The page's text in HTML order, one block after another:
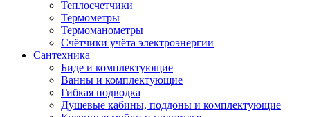
Теплосчетчики
Термометры
Термоманометры
Счётчики учёта электроэнергии
Сантехника
Биде и комплектующие
Ванны и комплектующие
Гибкая подводка
Душевые кабины, поддоны и комплектующие